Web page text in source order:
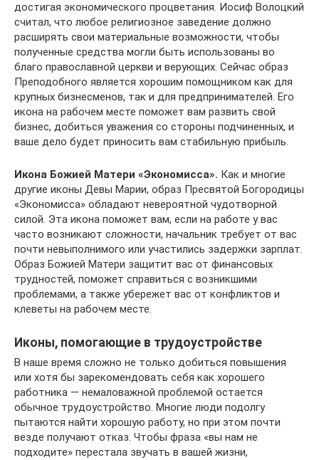
достигая экономического процветания. Иосиф Волоцкий
считал, что любое религиозное заведение должно
расширять свои материальные возможности, чтобы
полученные средства могли быть использованы во
благо православной церкви и верующих. Сейчас образ
Преподобного является хорошим помощником как для
крупных бизнесменов, так и для предпринимателей. Его
икона на рабочем месте поможет вам развить свой
бизнес, добиться уважения со стороны подчиненных, и
ваше дело будет приносить вам стабильную прибыль.
Икона Божией Матери «Экономисса». Как и многие
другие иконы Девы Марии, образ Пресвятой Богородицы
«Экономисса» обладают невероятной чудотворной
силой. Эта икона поможет вам, если на работе у вас
часто возникают сложности, начальник требует от вас
почти невыполнимого или участились задержки зарплат.
Образ Божией Матери защитит вас от финансовых
трудностей, поможет справиться с возникшими
проблемами, а также убережет вас от конфликтов и
клеветы на рабочем месте.
Иконы, помогающие в трудоустройстве
В наше время сложно не только добиться повышения
или хотя бы зарекомендовать себя как хорошего
работника — немаловажной проблемой остается
обычное трудоустройство. Многие люди подолгу
пытаются найти хорошую работу, но при этом почти
везде получают отказ. Чтобы фраза «вы нам не
подходите» перестала звучать в вашей жизни,